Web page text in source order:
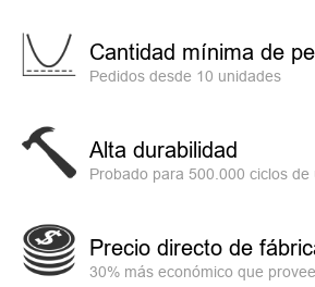
Cantidad mínima de
Pedidos desde 10 unidades
Alta durabilidad
Probado para 500.000 ciclos de
Precio directo de
30% más económico que